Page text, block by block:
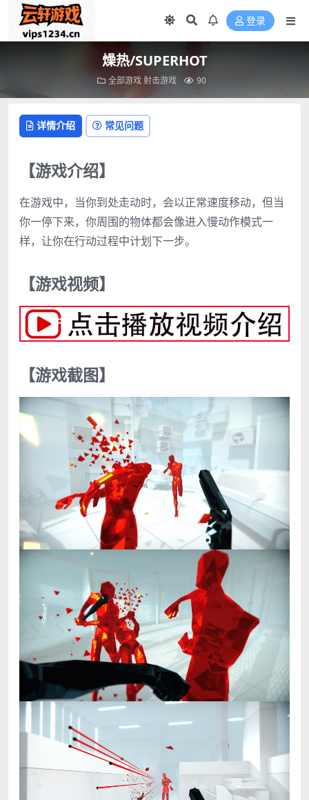
登录
燥热/SUPERHOT
全部游戏射击游戏 90
详情介绍 常见问题
【游戏介绍】
在游戏中，当你到处走动时，会以正常速度移动，但当
你一停下来，你周围的物体都会像进入慢动作模式一
样，让你在行动过程中计划下一步。
【游戏视频】
【游戏截图】